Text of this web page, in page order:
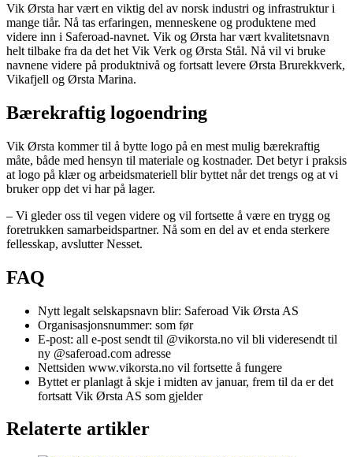
Vik Ørsta har vært en viktig del av norsk industri og infrastruktur i
mange tiår. Nå tas erfaringen, menneskene og produktene med
videre inn i Saferoad-navnet. Vik og Ørsta har vært kvalitetsnavn
helt tilbake fra da det het Vik Verk og Ørsta Stål. Nå vil vi bruke
navnene videre på produktnivå og fortsatt levere Ørsta Brurekkverk,
Vikafjell og Ørsta Marina.
Bærekraftig logoendring
Vik Ørsta kommer til å bytte logo på en mest mulig bærekraftig
måte, både med hensyn til materiale og kostnader. Det betyr i praksis
at logo på klær og arbeidsmateriell blir byttet når det trengs og at vi
bruker opp det vi har på lager.
– Vi gleder oss til vegen videre og vil fortsette å være en trygg og
foretrukken samarbeidspartner. Nå som en del av et enda sterkere
fellesskap, avslutter Nesset.
FAQ
Nytt legalt selskapsnavn blir: Saferoad Vik Ørsta AS
Organisasjonsnummer: som før
E-post: all e-post sendt til @vikorsta.no vil bli videresendt til
ny @saferoad.com adresse
Nettsiden www.vikorsta.no vil fortsette å fungere
Byttet er planlagt å skje i midten av januar, frem til da er det
fortsatt Vik Ørsta AS som gjelder
Relaterte artikler